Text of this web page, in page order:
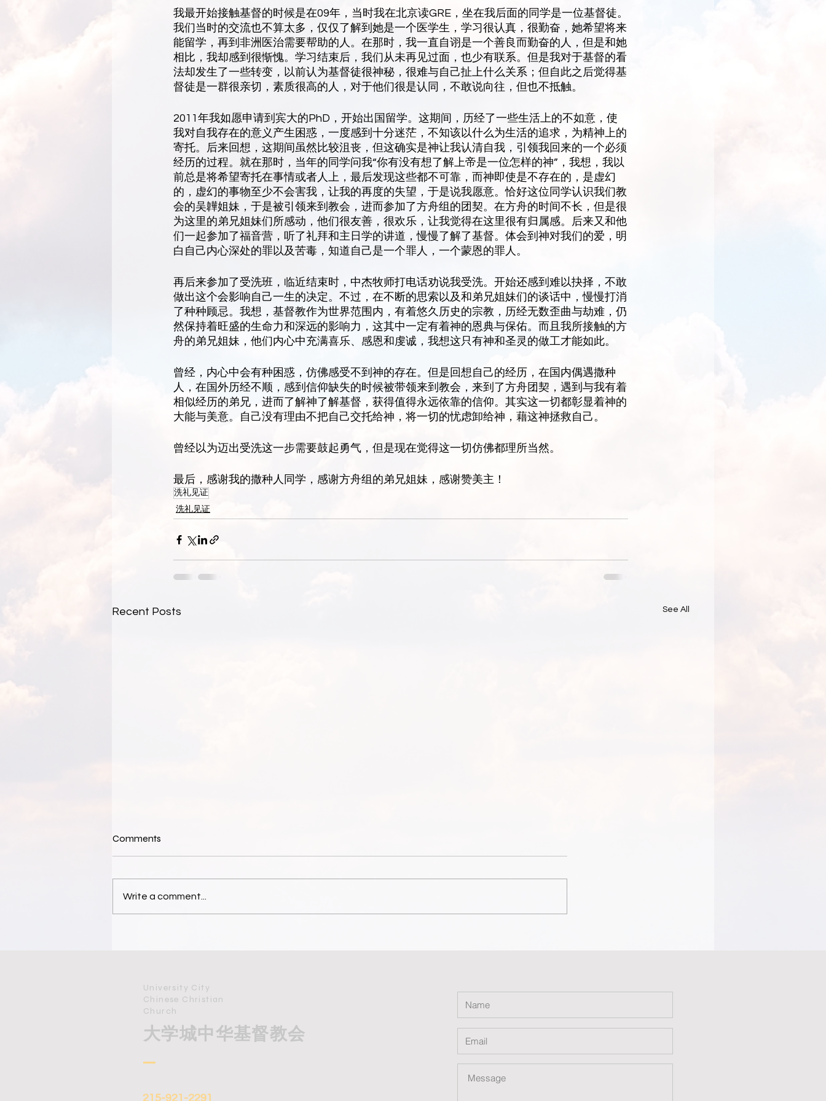
我最开始接触基督的时候是在09年，当时我在北京读GRE，坐在我后面的同学是一位基督徒。
我们当时的交流也不算太多，仅仅了解到她是一个医学生，学习很认真，很勤奋，她希望将来
能留学，再到非洲医治需要帮助的人。在那时，我一直自诩是一个善良而勤奋的人，但是和她
相比，我却感到很惭愧。学习结束后，我们从未再见过面，也少有联系。但是我对于基督的看
法却发生了一些转变，以前认为基督徒很神秘，很难与自己扯上什么关系；但自此之后觉得基
督徒是一群很亲切，素质很高的人，对于他们很是认同，不敢说向往，但也不抵触。
2011年我如愿申请到宾大的PhD，开始出国留学。这期间，历经了一些生活上的不如意，使
我对自我存在的意义产生困惑，一度感到十分迷茫，不知该以什么为生活的追求，为精神上的
寄托。后来回想，这期间虽然比较沮丧，但这确实是神让我认清自我，引领我回来的一个必须
经历的过程。就在那时，当年的同学问我“你有没有想了解上帝是一位怎样的神”，我想，我以
前总是将希望寄托在事情或者人上，最后发现这些都不可靠，而神即使是不存在的，是虚幻
的，虚幻的事物至少不会害我，让我的再度的失望，于是说我愿意。恰好这位同学认识我们教
会的吴韡姐妹，于是被引领来到教会，进而参加了方舟组的团契。在方舟的时间不长，但是很
为这里的弟兄姐妹们所感动，他们很友善，很欢乐，让我觉得在这里很有归属感。后来又和他
们一起参加了福音营，听了礼拜和主日学的讲道，慢慢了解了基督。体会到神对我们的爱，明
白自己内心深处的罪以及苦毒，知道自己是一个罪人，一个蒙恩的罪人。
再后来参加了受洗班，临近结束时，中杰牧师打电话劝说我受洗。开始还感到难以抉择，不敢
做出这个会影响自己一生的决定。不过，在不断的思索以及和弟兄姐妹们的谈话中，慢慢打消
了种种顾忌。我想，基督教作为世界范围内，有着悠久历史的宗教，历经无数歪曲与劫难，仍
然保持着旺盛的生命力和深远的影响力，这其中一定有着神的恩典与保佑。而且我所接触的方
舟的弟兄姐妹，他们内心中充满喜乐、感恩和虔诚，我想这只有神和圣灵的做工才能如此。
曾经，内心中会有种困惑，仿佛感受不到神的存在。但是回想自己的经历，在国内偶遇撒种
人，在国外历经不顺，感到信仰缺失的时候被带领来到教会，来到了方舟团契，遇到与我有着
相似经历的弟兄，进而了解神了解基督，获得值得永远依靠的信仰。其实这一切都彰显着神的
大能与美意。自己没有理由不把自己交托给神，将一切的忧虑卸给神，藉这神拯救自己。
曾经以为迈出受洗这一步需要鼓起勇气，但是现在觉得这一切仿佛都理所当然。
最后，感谢我的撒种人同学，感谢方舟组的弟兄姐妹，感谢赞美主！
洗礼见证
洗礼见证
Recent Posts See All
仰望神，交托神
Comments
Write a comment...
University City
Chinese Christian
Church
​大学城中华基督教会
215-921-2291